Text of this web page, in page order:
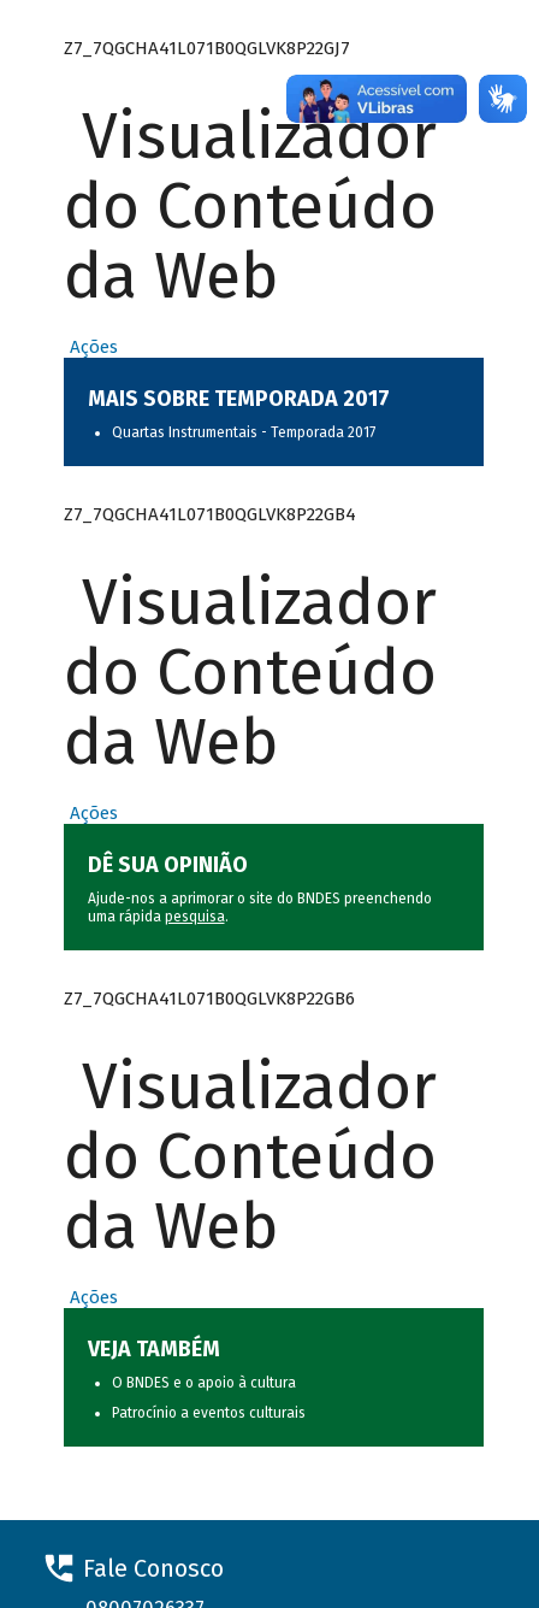
Z7_7QGCHA41L071B0QGLVK8P22GJ7
Visualizador
do Conteúdo
da Web
Ações
MAIS SOBRE TEMPORADA 2017
Quartas Instrumentais - Temporada 2017
Z7_7QGCHA41L071B0QGLVK8P22GB4
Visualizador
do Conteúdo
da Web
Ações
DÊ SUA OPINIÃO
Ajude-nos a aprimorar o site do BNDES preenchendo
uma rápida pesquisa.
Z7_7QGCHA41L071B0QGLVK8P22GB6
Visualizador
do Conteúdo
da Web
Ações
VEJA TAMBÉM
O BNDES e o apoio à cultura
Patrocínio a eventos culturais
Fale Conosco